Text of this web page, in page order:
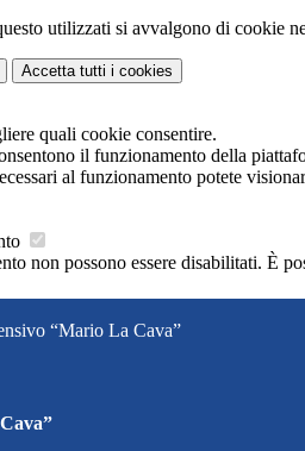
utilizzati si avvalgono di cookie
Accetta tutti i cookies
quali cookie consentire.
il funzionamento della
al funzionamento potete
non possono essere disabilitati. È
“Mario La Cava”